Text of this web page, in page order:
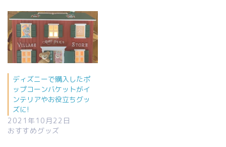
ディズニーで購入したポ
ップコーンバケットがイ
ンテリアやお役立ちグッ
ズに!
2021年10月22日
おすすめグッズ